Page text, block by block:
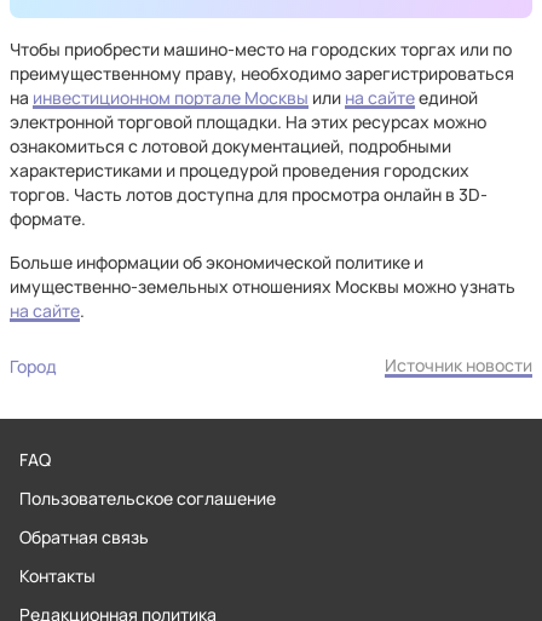
Чтобы приобрести машино-место на городских торгах или по
преимущественному праву, необходимо зарегистрироваться
на инвестиционном портале Москвы или на сайтеединой
электронной торговой площадки. На этих ресурсах можно
ознакомиться с лотовой документацией, подробными
характеристиками и процедурой проведения городских
торгов. Часть лотов доступна для просмотра онлайн в 3D-
формате.
Больше информации об экономической политике и
имущественно-земельных отношениях Москвы можно узнать
на сайте.
Город Источник новости
FAQ
Пользовательское соглашение
Обратная связь
Контакты
Редакционная политика